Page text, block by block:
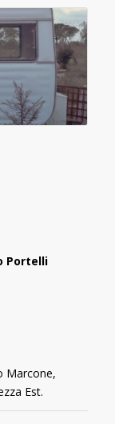
Portelli
Marcone,
Est.